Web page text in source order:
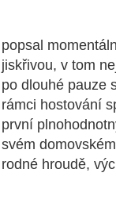
popsal
jiskřivou, v tom
po dlouhé pauze
rámci hostování
první
svém
rodné hroudě,